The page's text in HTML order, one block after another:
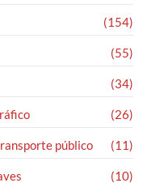
(154)
(55)
(34)
(26)
público (11)
(10)